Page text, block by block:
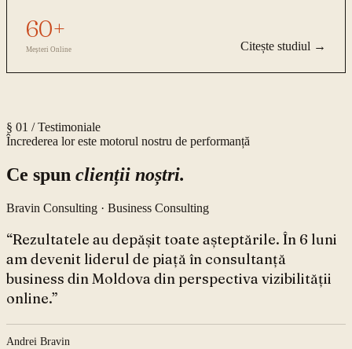
60+
Meșteri Online Citește studiul →
§ 01 / Testimoniale
Încrederea lor este motorul nostru de performanță
Ce spun clienții noștri.
Bravin Consulting · Business Consulting
“Rezultatele au depășit toate așteptările. În 6 luni
am devenit liderul de piață în consultanță
business din Moldova din perspectiva vizibilității
online.”
Andrei Bravin